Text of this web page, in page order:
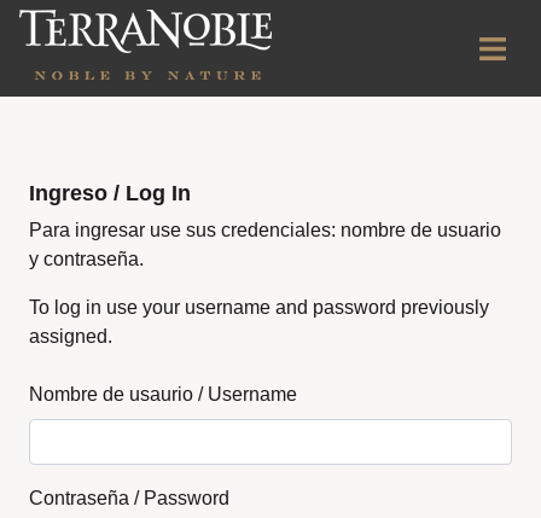
Ingreso / Log In
Para ingresar use sus credenciales: nombre de usuario
y contraseña.
To log in use your username and password previously
assigned.
Nombre de usaurio / Username
Contraseña / Password